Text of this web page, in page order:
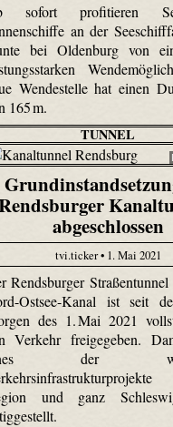
sofort profitieren
an der
bei Oldenburg von
Wendestelle hat einen
165 m.
TUNNEL
abgeschlossen
tvi.ticker • 1. Mai 2021
Rendsburger
Ostsee-Kanal ist seit
des 1. Mai 2021
Verkehr freigegeben.
der
und ganz